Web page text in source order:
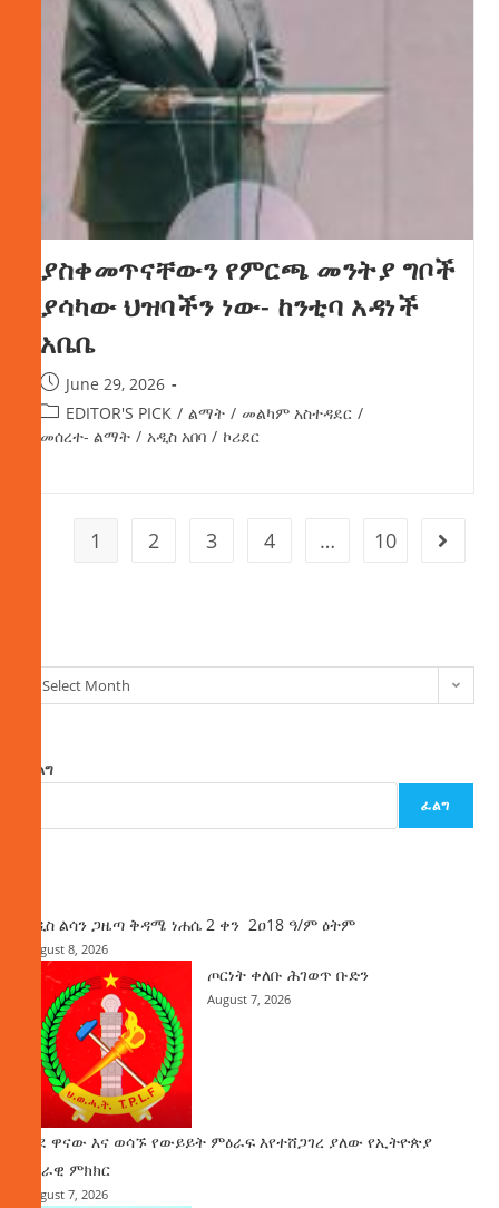
ያስቀመጥናቸውን የምርጫ መንትያ ግቦች
ያሳካው ህዝባችን ነው- ከንቲባ አዳነች
አቤቤ
June 29, 2026
EDITOR'S PICK / ልማት / መልካም አስተዳደር /
መሰረተ- ልማት / አዲስ አበባ / ኮሪደር
1 2 3 4 … 10
Select Month
ፈልግ
ፈልግ
አዲስ ልሳን ጋዜጣ ቅዳሜ ነሐሴ 2 ቀን 2ዐ18 ዓ/ም ዕትም
August 8, 2026
ጦርነት ቀለቡ ሕገወጥ ቡድን
August 7, 2026
ወደ ዋናው እና ወሳኙ የውይይት ምዕራፍ እየተሸጋገረ ያለው የኢትዮጵያ
ሀገራዊ ምክክር
August 7, 2026